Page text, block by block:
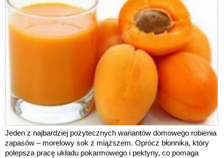
Jeden z najbardziej pożytecznych wariantów domowego robienia
zapasów – morelowy sok z miąższem. Oprócz błonnika, który
polepsza pracę układu pokarmowego i pektyny, co pomaga